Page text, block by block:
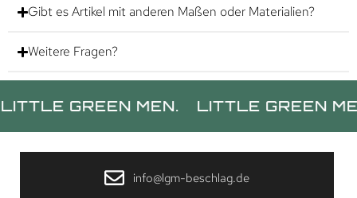
Gibt es Artikel mit anderen Maßen oder Materialien?
Weitere Fragen?
GREEN MEN. LITTLE GREEN MEN.
info@lgm-beschlag.de